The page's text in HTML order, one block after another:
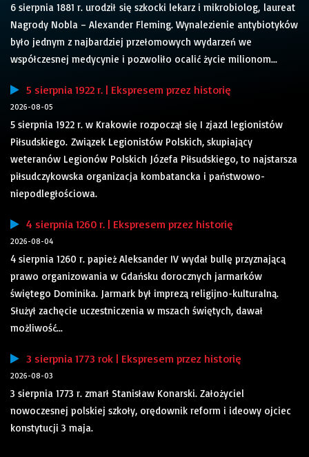
6 sierpnia 1881 r. urodził się szkocki lekarz i mikrobiolog, laureat
Nagrody Nobla – Alexander Fleming. Wynalezienie antybiotyków
było jednym z najbardziej przełomowych wydarzeń we
współczesnej medycynie i pozwoliło ocalić życie milionom...
5 sierpnia 1922 r. | Ekspresem przez historię
2026-08-05
5 sierpnia 1922 r. w Krakowie rozpoczął się I zjazd legionistów
Piłsudskiego. Związek Legionistów Polskich, skupiający
weteranów Legionów Polskich Józefa Piłsudskiego, to najstarsza
piłsudczykowska organizacja kombatancka i państwowo-
niepodległościowa.
4 sierpnia 1260 r. | Ekspresem przez historię
2026-08-04
4 sierpnia 1260 r. papież Aleksander IV wydał bullę przyznającą
prawo organizowania w Gdańsku dorocznych jarmarków
świętego Dominika. Jarmark był imprezą religijno-kulturalną.
Służył zachęcie uczestniczenia w mszach świętych, dawał
możliwość...
3 sierpnia 1773 rok | Ekspresem przez historię
2026-08-03
3 sierpnia 1773 r. zmarł Stanisław Konarski. Założyciel
nowoczesnej polskiej szkoły, orędownik reform i ideowy ojciec
konstytucji 3 maja.